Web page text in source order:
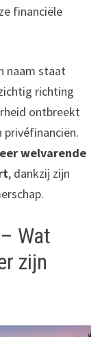
financiële
naam staat
richting
ontbreekt
welvarende
, dankzij zijn
Wat
zijn